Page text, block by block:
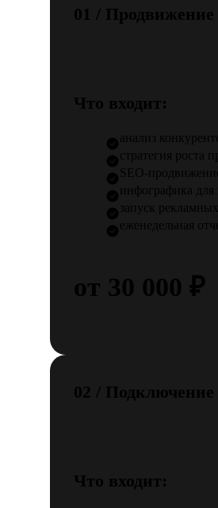
01 / Продвижение
Что входит:
анализ
стратегия роста
SEO-
инфографика для
запуск
еженедельная
от 30 000 ₽
02 / Подключение
Что входит: